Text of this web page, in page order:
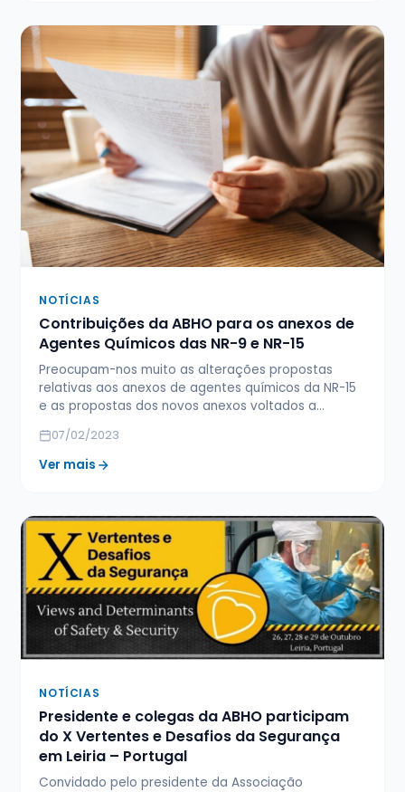
NOTÍCIAS
Contribuições da ABHO para os anexos de
Agentes Químicos das NR-9 e NR-15
Preocupam-nos muito as alterações propostas
relativas aos anexos de agentes químicos da NR-15
e as propostas dos novos anexos voltados a…
07/02/2023
Ver mais
NOTÍCIAS
Presidente e colegas da ABHO participam
do X Vertentes e Desafios da Segurança
em Leiria – Portugal
Convidado pelo presidente da Associação